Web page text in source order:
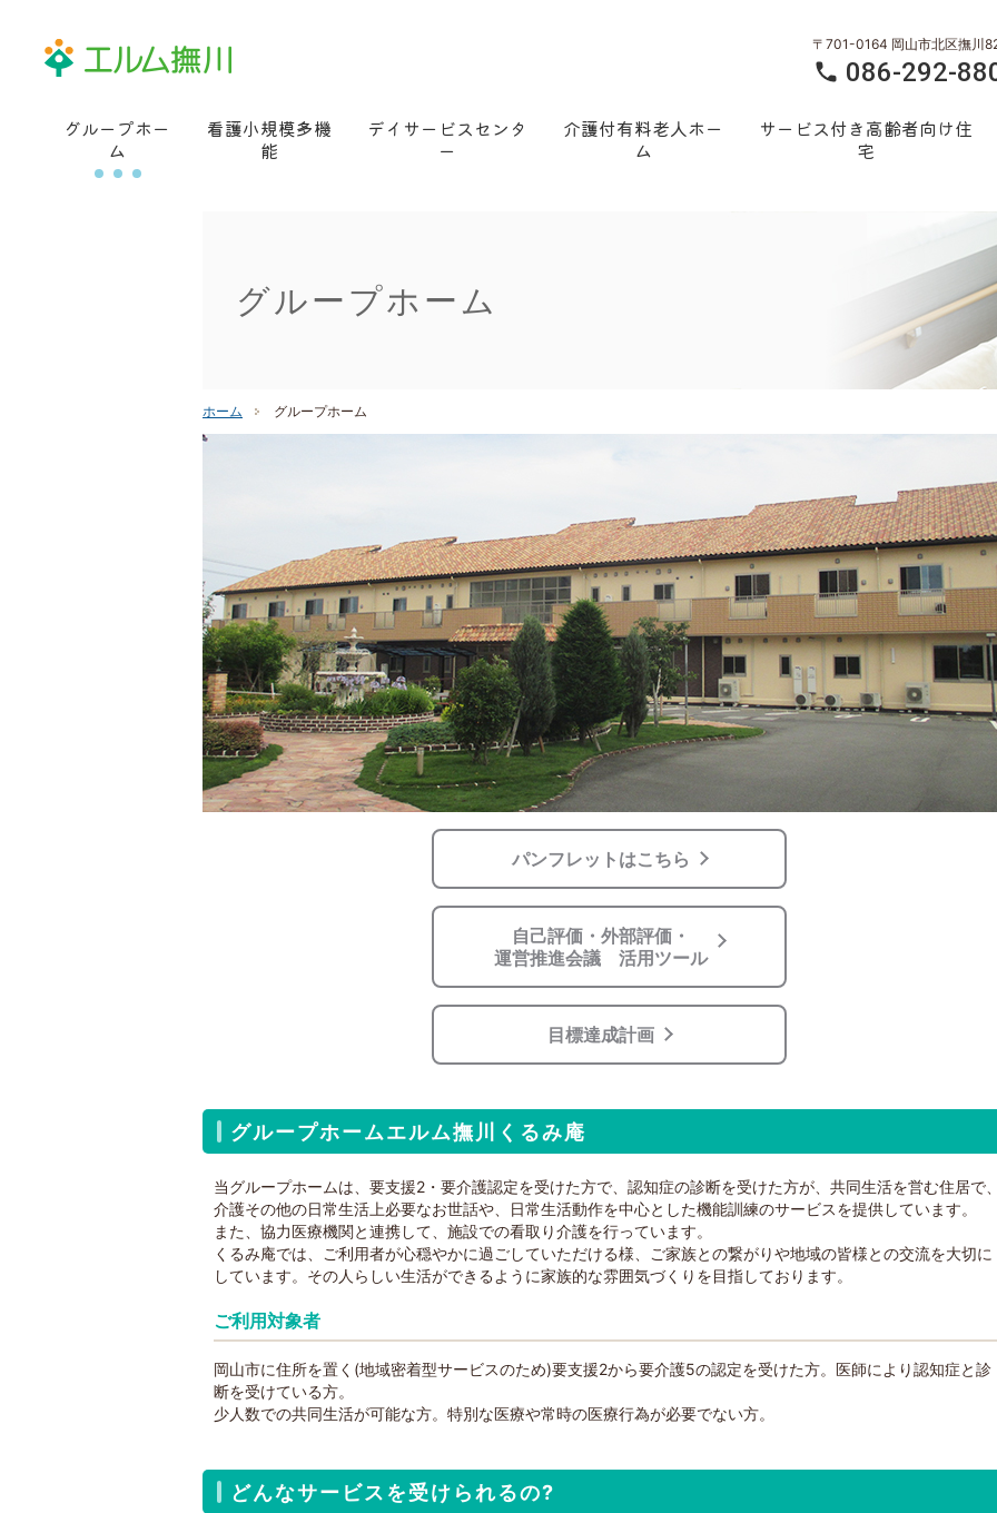
〒701-0164 岡山市北区撫川
086-292-
グループホー
ム
看護小規模多機
能
デイサービスセンタ
ー
介護付有料老人ホー
ム
サービス付き高齢者向け住
宅
グループホーム
ホーム グループホーム
パンフレットはこちら
自己評価・外部評価・
運営推進会議 活用ツール
目標達成計画
グループホームエルム撫川くるみ庵
当グループホームは、要支援2・要介護認定を受けた方で、認知症の診断を受けた方が、共同生活を営む住居で
介護その他の日常生活上必要なお世話や、日常生活動作を中心とした機能訓練のサービスを提供しています。
また、協力医療機関と連携して、施設での看取り介護を行っています。
くるみ庵では、ご利用者が心穏やかに過ごしていただける様、ご家族との繋がりや地域の皆様との交流を大切に
しています。その人らしい生活ができるように家族的な雰囲気づくりを目指しております。
ご利用対象者
岡山市に住所を置く(地域密着型サービスのため)要支援2から要介護5の認定を受けた方。医師により認知症と診
断を受けている方。
少人数での共同生活が可能な方。特別な医療や常時の医療行為が必要でない方。
どんなサービスを受けられるの?